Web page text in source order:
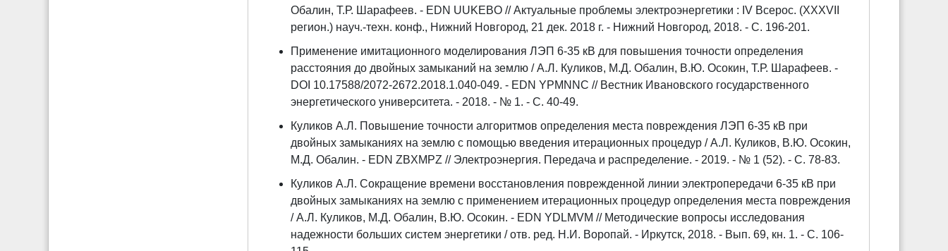
Обалин, Т.Р. Шарафеев. - EDN UUKEBO // Актуальные проблемы электроэнергетики : IV Всерос. (XXXVII
регион.) науч.-техн. конф., Нижний Новгород, 21 дек. 2018 г. - Нижний Новгород, 2018. - С. 196-201.
Применение имитационного моделирования ЛЭП 6-35 кВ для повышения точности определения
расстояния до двойных замыканий на землю / А.Л. Куликов, М.Д. Обалин, В.Ю. Осокин, Т.Р. Шарафеев. -
DOI 10.17588/2072-2672.2018.1.040-049. - EDN YPMNNC // Вестник Ивановского государственного
энергетического университета. - 2018. - № 1. - С. 40-49.
Куликов А.Л. Повышение точности алгоритмов определения места повреждения ЛЭП 6-35 кВ при
двойных замыканиях на землю с помощью введения итерационных процедур / А.Л. Куликов, В.Ю. Осокин,
М.Д. Обалин. - EDN ZBXMPZ // Электроэнергия. Передача и распределение. - 2019. - № 1 (52). - С. 78-83.
Куликов А.Л. Сокращение времени восстановления поврежденной линии электропередачи 6-35 кВ при
двойных замыканиях на землю с применением итерационных процедур определения места повреждения
/ А.Л. Куликов, М.Д. Обалин, В.Ю. Осокин. - EDN YDLMVM // Методические вопросы исследования
надежности больших систем энергетики / отв. ред. Н.И. Воропай. - Иркутск, 2018. - Вып. 69, кн. 1. - С. 106-